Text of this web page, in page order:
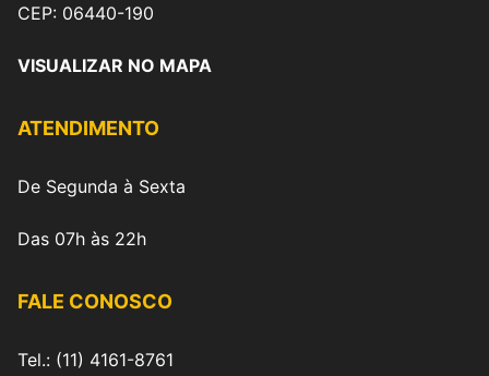
CEP: 06440-190
VISUALIZAR NO MAPA
ATENDIMENTO
De Segunda à Sexta
Das 07h às 22h
FALE CONOSCO
Tel.: (11) 4161-8761